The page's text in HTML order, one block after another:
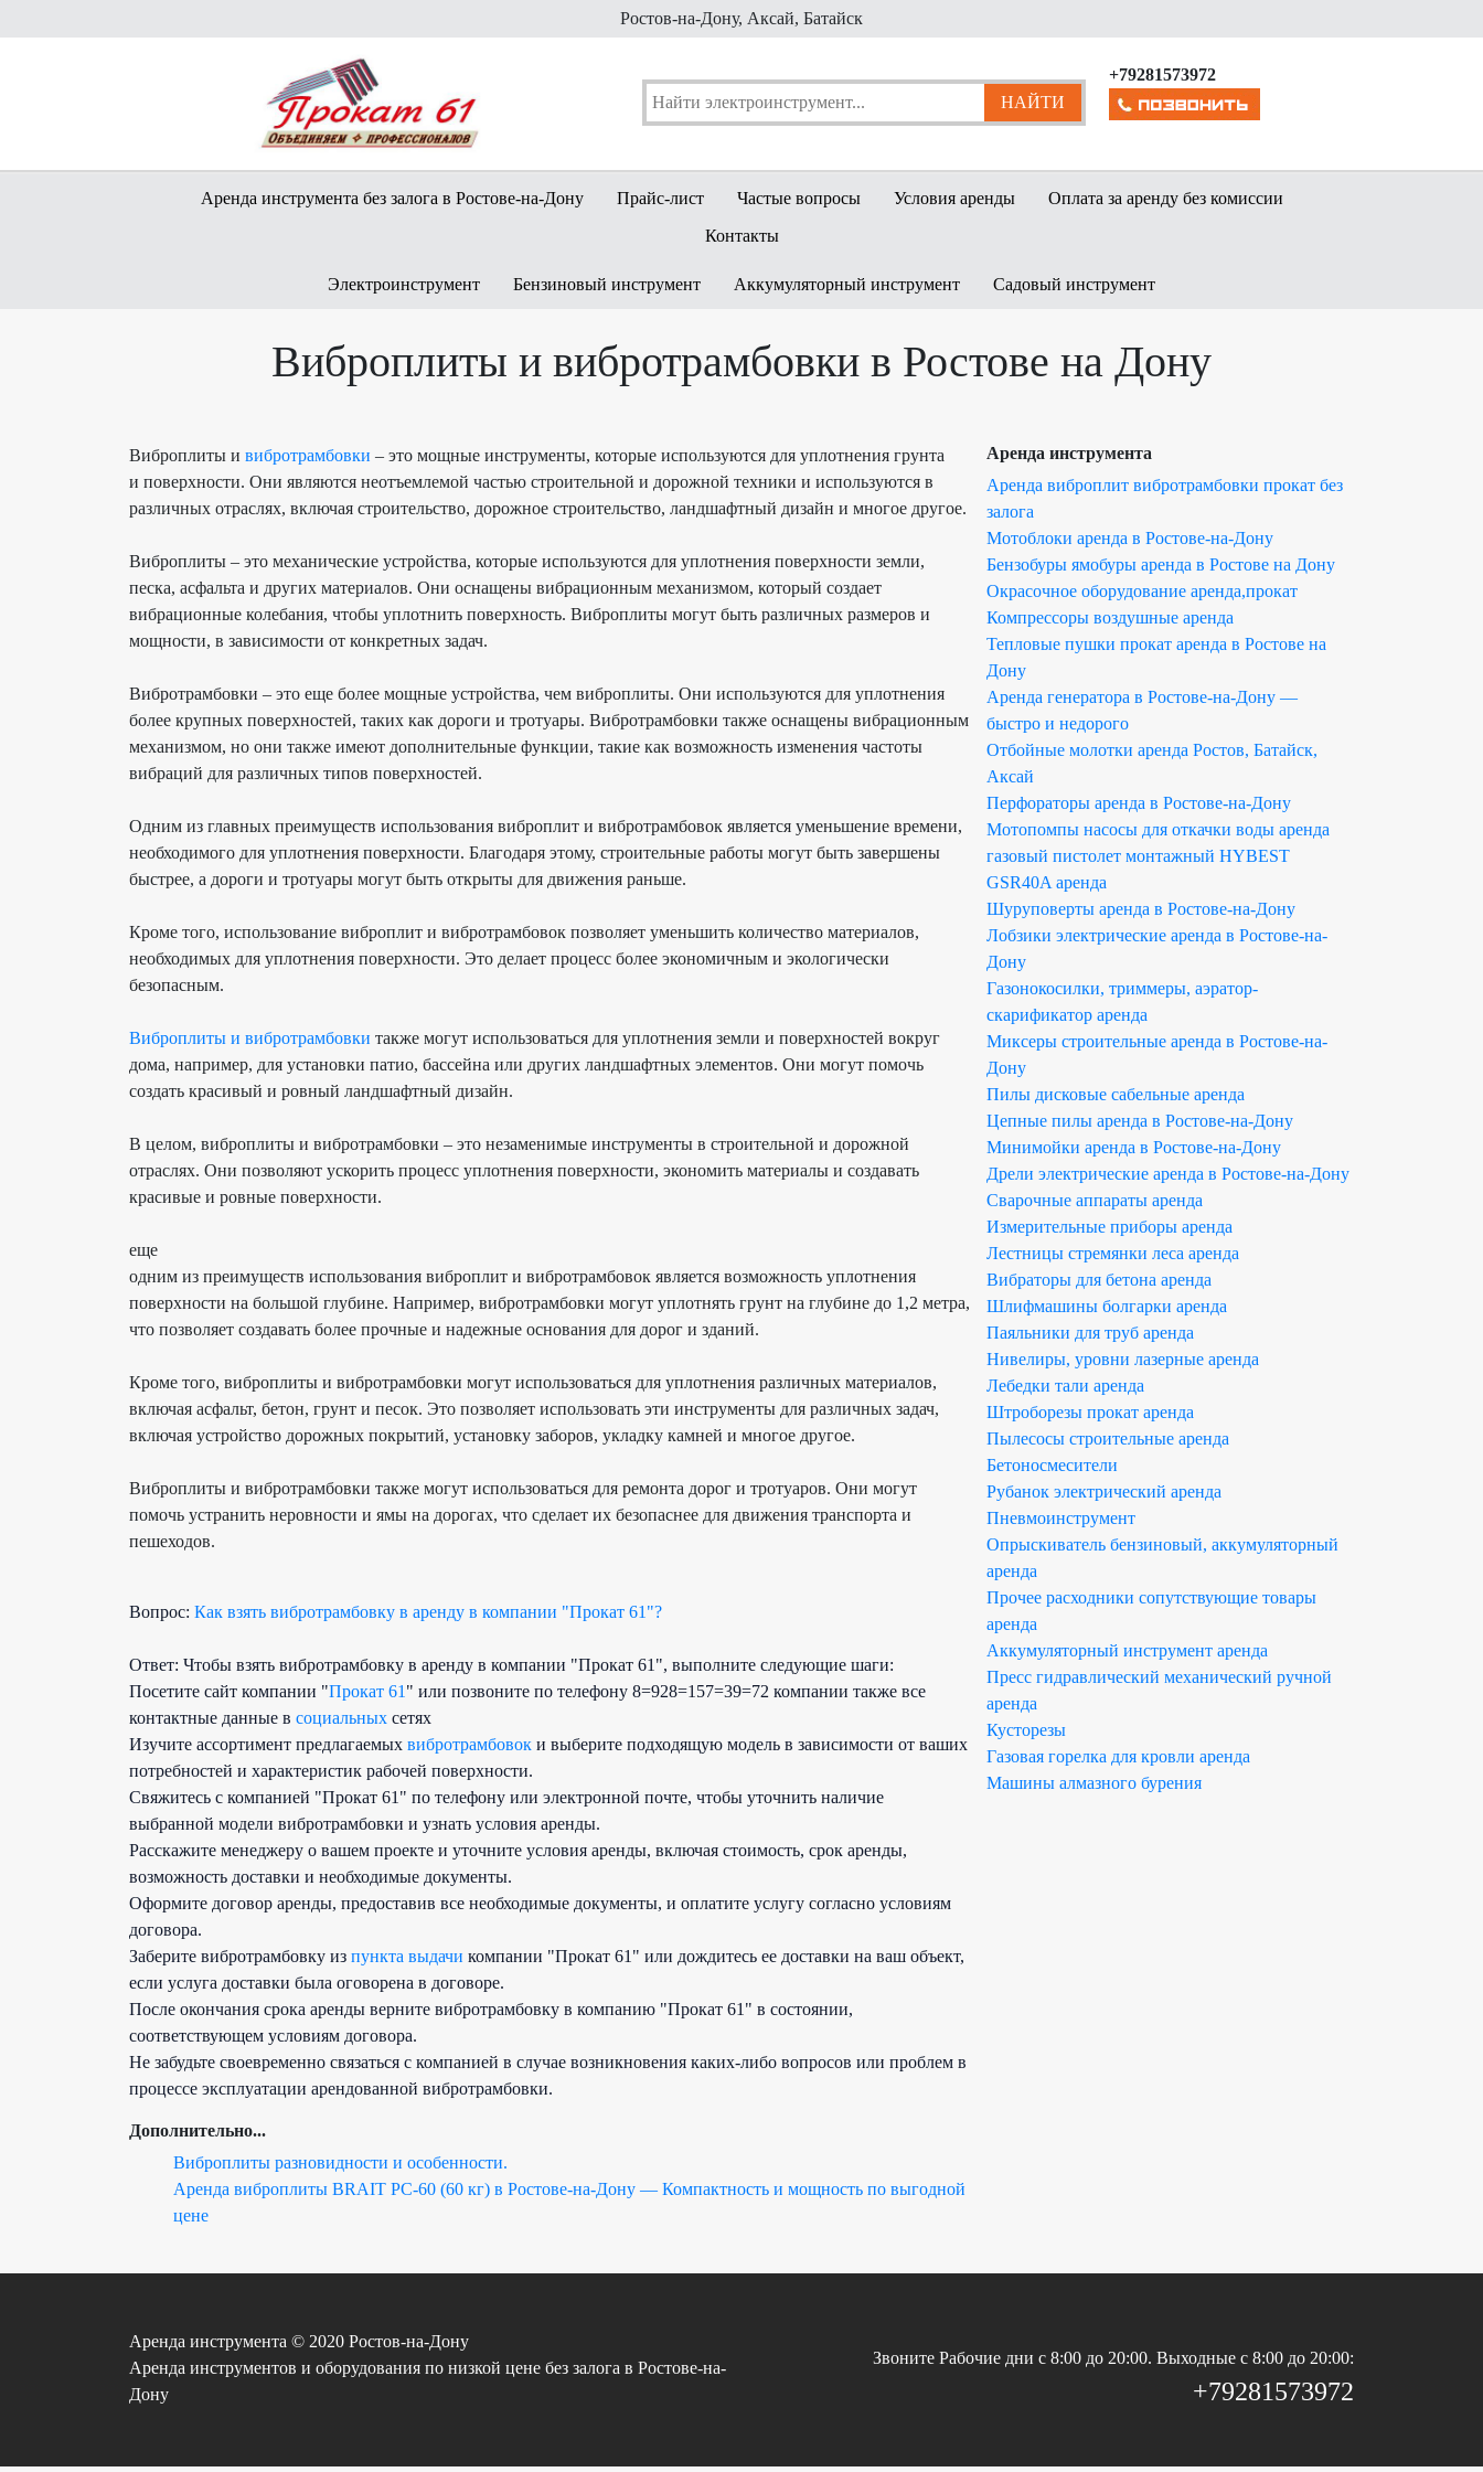
Ростов-на-Дону, Аксай, Батайск
+79281573972
Аренда инструмента без залога в Ростове-на-Дону Прайс-лист Частые вопросы Условия аренды
Оплата за аренду без комиссии
Контакты
Электроинструмент Бензиновый инструмент Аккумуляторный инструмент Садовый инструмент
Виброплиты и вибротрамбовки в Ростове на Дону
Виброплиты и вибротрамбовки – это мощные инструменты, которые используются для уплотнения грунта
и поверхности. Они являются неотъемлемой частью строительной и дорожной техники и используются в
различных отраслях, включая строительство, дорожное строительство, ландшафтный дизайн и многое другое.
Виброплиты – это механические устройства, которые используются для уплотнения поверхности земли,
песка, асфальта и других материалов. Они оснащены вибрационным механизмом, который создает
вибрационные колебания, чтобы уплотнить поверхность. Виброплиты могут быть различных размеров и
мощности, в зависимости от конкретных задач.
Вибротрамбовки – это еще более мощные устройства, чем виброплиты. Они используются для уплотнения
более крупных поверхностей, таких как дороги и тротуары. Вибротрамбовки также оснащены вибрационным
механизмом, но они также имеют дополнительные функции, такие как возможность изменения частоты
вибраций для различных типов поверхностей.
Одним из главных преимуществ использования виброплит и вибротрамбовок является уменьшение времени,
необходимого для уплотнения поверхности. Благодаря этому, строительные работы могут быть завершены
быстрее, а дороги и тротуары могут быть открыты для движения раньше.
Кроме того, использование виброплит и вибротрамбовок позволяет уменьшить количество материалов,
необходимых для уплотнения поверхности. Это делает процесс более экономичным и экологически
безопасным.
Виброплиты и вибротрамбовки также могут использоваться для уплотнения земли и поверхностей вокруг
дома, например, для установки патио, бассейна или других ландшафтных элементов. Они могут помочь
создать красивый и ровный ландшафтный дизайн.
В целом, виброплиты и вибротрамбовки – это незаменимые инструменты в строительной и дорожной
отраслях. Они позволяют ускорить процесс уплотнения поверхности, экономить материалы и создавать
красивые и ровные поверхности.
еще
одним из преимуществ использования виброплит и вибротрамбовок является возможность уплотнения
поверхности на большой глубине. Например, вибротрамбовки могут уплотнять грунт на глубине до 1,2 метра,
что позволяет создавать более прочные и надежные основания для дорог и зданий.
Кроме того, виброплиты и вибротрамбовки могут использоваться для уплотнения различных материалов,
включая асфальт, бетон, грунт и песок. Это позволяет использовать эти инструменты для различных задач,
включая устройство дорожных покрытий, установку заборов, укладку камней и многое другое.
Виброплиты и вибротрамбовки также могут использоваться для ремонта дорог и тротуаров. Они могут
помочь устранить неровности и ямы на дорогах, что сделает их безопаснее для движения транспорта и
пешеходов.
Вопрос: Как взять вибротрамбовку в аренду в компании "Прокат 61"?
Ответ: Чтобы взять вибротрамбовку в аренду в компании "Прокат 61", выполните следующие шаги:
Посетите сайт компании "Прокат 61 " или позвоните по телефону 8=928=157=39=72 компании также все
контактные данные в социальных сетях
Изучите ассортимент предлагаемых вибротрамбовок и выберите подходящую модель в зависимости от ваших
потребностей и характеристик рабочей поверхности.
Свяжитесь с компанией "Прокат 61" по телефону или электронной почте, чтобы уточнить наличие
выбранной модели вибротрамбовки и узнать условия аренды.
Расскажите менеджеру о вашем проекте и уточните условия аренды, включая стоимость, срок аренды,
возможность доставки и необходимые документы.
Оформите договор аренды, предоставив все необходимые документы, и оплатите услугу согласно условиям
договора.
Заберите вибротрамбовку из пункта выдачи компании "Прокат 61" или дождитесь ее доставки на ваш объект,
если услуга доставки была оговорена в договоре.
После окончания срока аренды верните вибротрамбовку в компанию "Прокат 61" в состоянии,
соответствующем условиям договора.
Не забудьте своевременно связаться с компанией в случае возникновения каких-либо вопросов или проблем в
процессе эксплуатации арендованной вибротрамбовки.
Дополнительно...
Виброплиты разновидности и особенности.
Аренда виброплиты BRAIT PC-60 (60 кг) в Ростове-на-Дону — Компактность и мощность по выгодной
цене
Аренда инструмента
Аренда виброплит вибротрамбовки прокат без
залога
Мотоблоки аренда в Ростове-на-Дону
Бензобуры ямобуры аренда в Ростове на Дону
Окрасочное оборудование аренда,прокат
Компрессоры воздушные аренда
Тепловые пушки прокат аренда в Ростове на
Дону
Аренда генератора в Ростове-на-Дону —
быстро и недорого
Отбойные молотки аренда Ростов, Батайск,
Аксай
Перфораторы аренда в Ростове-на-Дону
Мотопомпы насосы для откачки воды аренда
газовый пистолет монтажный HYBEST
GSR40A аренда
Шуруповерты аренда в Ростове-на-Дону
Лобзики электрические аренда в Ростове-на-
Дону
Газонокосилки, триммеры, аэратор-
скарификатор аренда
Миксеры строительные аренда в Ростове-на-
Дону
Пилы дисковые сабельные аренда
Цепные пилы аренда в Ростове-на-Дону
Минимойки аренда в Ростове-на-Дону
Дрели электрические аренда в Ростове-на-Дону
Сварочные аппараты аренда
Измерительные приборы аренда
Лестницы стремянки леса аренда
Вибраторы для бетона аренда
Шлифмашины болгарки аренда
Паяльники для труб аренда
Нивелиры, уровни лазерные аренда
Лебедки тали аренда
Штроборезы прокат аренда
Пылесосы строительные аренда
Бетоносмесители
Рубанок электрический аренда
Пневмоинструмент
Опрыскиватель бензиновый, аккумуляторный
аренда
Прочее расходники сопутствующие товары
аренда
Аккумуляторный инструмент аренда
Пресс гидравлический механический ручной
аренда
Кусторезы
Газовая горелка для кровли аренда
Машины алмазного бурения
Аренда инструмента © 2020 Ростов-на-Дону
Аренда инструментов и оборудования по низкой цене без залога в Ростове-на-
Дону
Звоните Рабочие дни c 8:00 до 20:00. Выходные c 8:00 до 20:00:
+79281573972